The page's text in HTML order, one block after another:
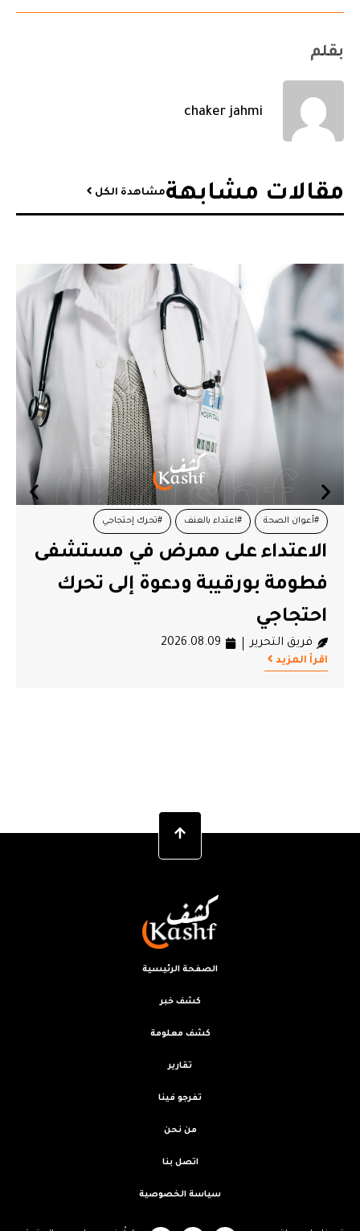
بقلم
chaker jahmi
مقالات مشابهة​مشاهدة الكل
#أعوان الصحة #اعتداء بالعنف #تحرك إحتجاجي
#مستشفى فطومة بورقيبة بالمنستير
الاعتداء على ممرض في مستشفى
فطومة بورقيبة ودعوة إلى تحرك
احتجاجي
فريق التحرير 2026.08.09
اقرأ المزيد
الصفحة الرئيسية
كشف خبر
كشف معلومة
تقارير
تفرجو فينا
من نحن
اتصل بنا
سياسة الخصوصية